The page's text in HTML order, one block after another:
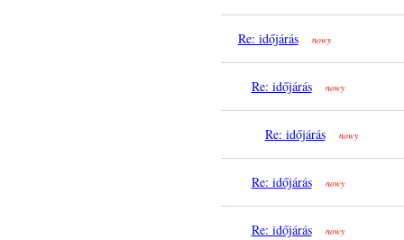
Re: időjárás nowy
Re: időjárás nowy
Re: időjárás nowy
Re: időjárás nowy
Re: időjárás nowy